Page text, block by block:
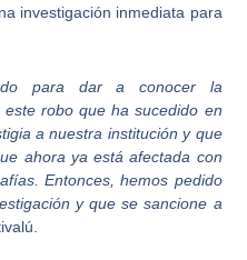
investigación inmediata para
para dar a conocer la
robo que ha sucedido en
a nuestra institución y que
ahora ya está afectada con
Entonces, hemos pedido
y que se sancione a